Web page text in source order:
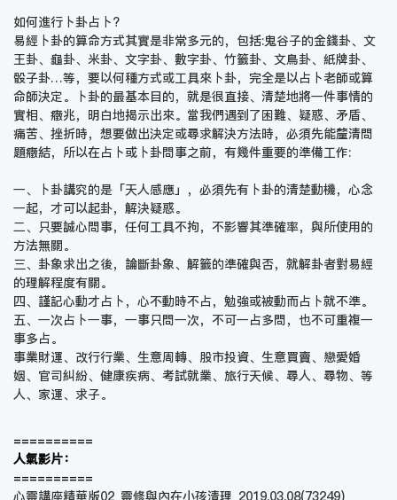
如何進行卜卦占卜?
易經卜卦的算命方式其實是非常多元的，包括:鬼谷子的金錢卦、文
王卦、龜卦、米卦、文字卦、數字卦、竹籤卦、文鳥卦、紙牌卦、
骰子卦…等，要以何種方式或工具來卜卦，完全是以占卜老師或算
命師決定。卜卦的最基本目的，就是很直接、清楚地將一件事情的
實相、癥兆，明白地揭示出來。當我們遇到了困難、疑惑、矛盾、
痛苦、挫折時，想要做出決定或尋求解決方法時，必須先能釐清問
題癥結，所以在占卜或卜卦問事之前，有幾件重要的準備工作:
一、卜卦講究的是「天人感應」，必須先有卜卦的清楚動機，心念
一起，才可以起卦，解決疑惑。
二、只要誠心問事，任何工具不拘，不影響其準確率，與所使用的
方法無關。
三、卦象求出之後，論斷卦象、解籤的準確與否，就解卦者對易經
的理解程度有關。
四、謹記心動才占卜，心不動時不占，勉強或被動而占卜就不準。
五、一次占卜一事，一事只問一次，不可一占多問，也不可重複一
事多占。
事業財運、改行行業、生意周轉、股市投資、生意買賣、戀愛婚
姻、官司糾紛、健康疾病、考試就業、旅行天候、尋人、尋物、等
人、家運、求子。
==========
人氣影片：
==========
心靈講座精華版02_靈修與內在小孩清理_2019.03.08(73249)